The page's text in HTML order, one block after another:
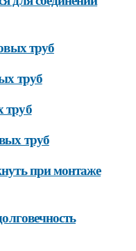
труб
труб
труб
труб
при монтаже